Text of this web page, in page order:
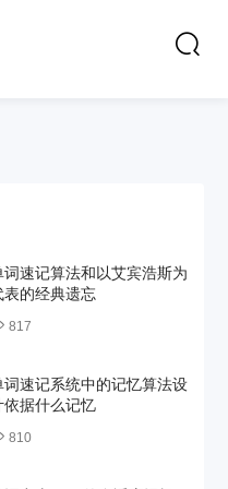
词速记算法和以艾宾浩斯为
表的经典遗忘
817
词速记系统中的记忆算法设
依据什么记忆
810